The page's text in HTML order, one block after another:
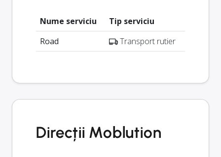
Nume serviciu
Tip serviciu
Road
Transport rutier
Direcții Moblution